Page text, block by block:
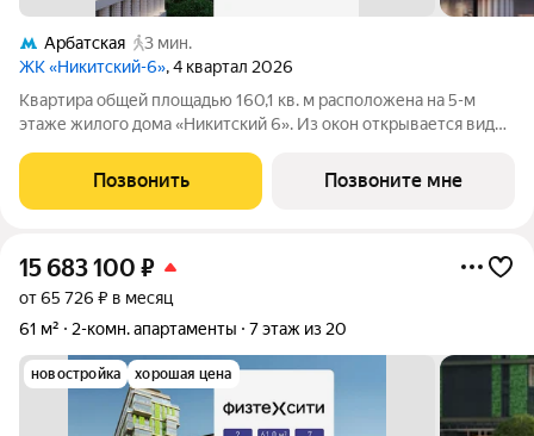
Арбатская
3 мин.
ЖК «Никитский-6», 4 квартал 2026
Квартира общей площадью 160,1 кв. м расположена на 5-м
этаже жилого дома «Никитский 6». Из окон открывается вид
Планировочное решение включает панорамную гостиную, 2
мастер-спальни с личными ванными
Позвонить Позвоните мне
15 683 100 ₽
от 65 726 ₽ в месяц
61 м²
2-комн. апартаменты 7 этаж из 20
новостройка хорошая цена